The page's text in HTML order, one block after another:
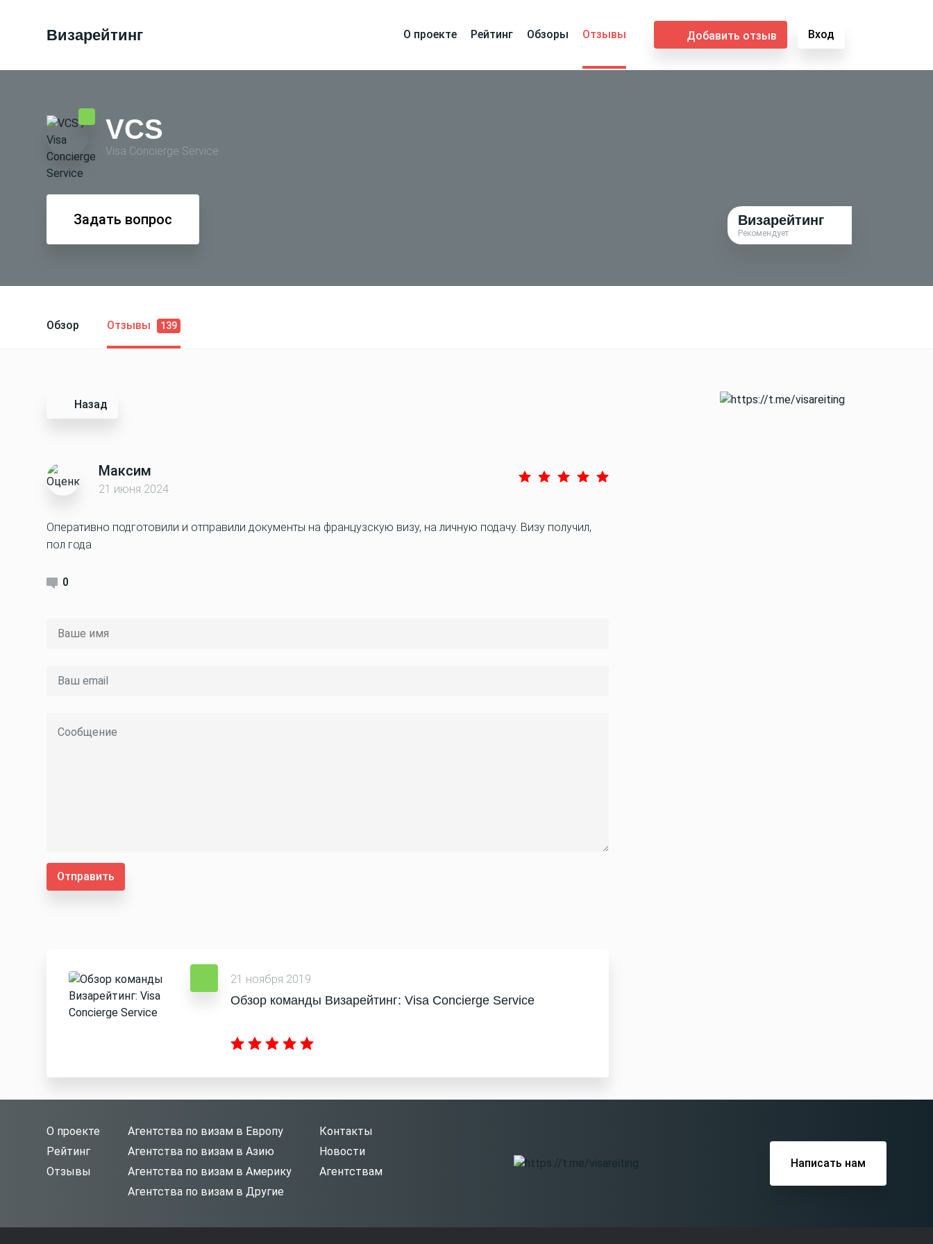
Визарейтинг О проекте Рейтинг Обзоры Отзывы Добавить отзыв Вход
VCS
Visa Conсierge Service
Задать вопрос Визарейтинг
Рекомендует
Обзор Отзывы 139
Назад
Максим
21 июня 2024
Оперативно подготовили и отправили документы на французскую визу, на личную подачу. Визу получил,
пол года
0
Отправить
21 ноября 2019
Обзор команды Визарейтинг: Visa Concierge Service
О проекте
Рейтинг
Отзывы
Агентства по визам в Европу
Агентства по визам в Азию
Агентства по визам в Америку
Агентства по визам в Другие
Контакты
Новости
Агентствам
Написать нам